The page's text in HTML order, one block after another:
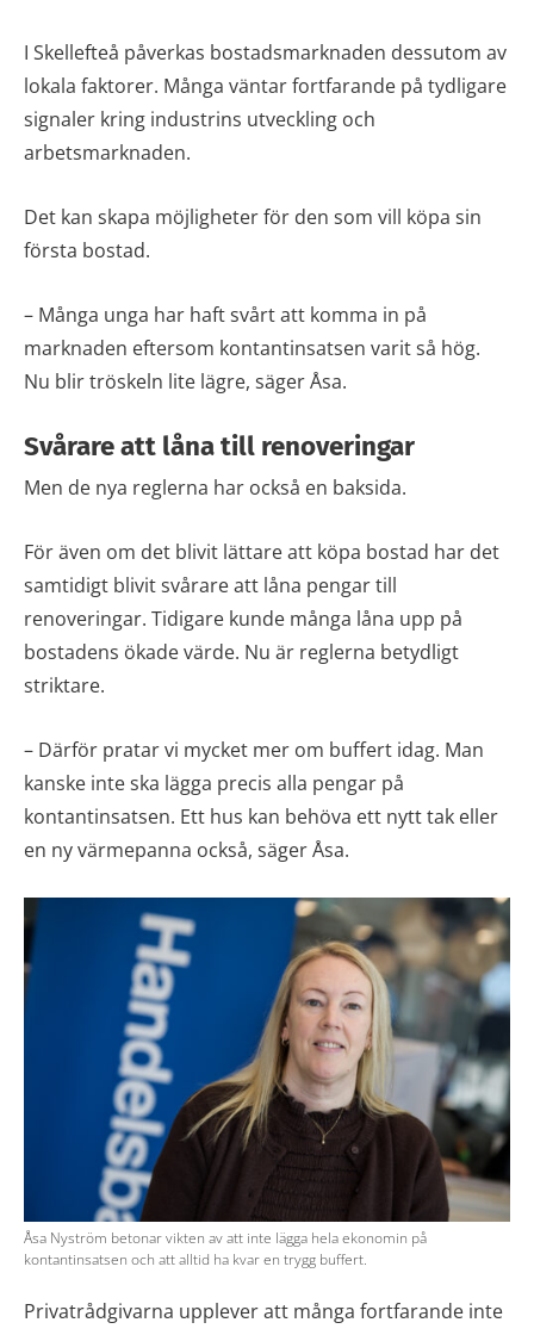
I Skellefteå påverkas bostadsmarknaden dessutom av
lokala faktorer. Många väntar fortfarande på tydligare
signaler kring industrins utveckling och
arbetsmarknaden.
Det kan skapa möjligheter för den som vill köpa sin
första bostad.
– Många unga har haft svårt att komma in på
marknaden eftersom kontantinsatsen varit så hög.
Nu blir tröskeln lite lägre, säger Åsa.
Svårare att låna till renoveringar
Men de nya reglerna har också en baksida.
För även om det blivit lättare att köpa bostad har det
samtidigt blivit svårare att låna pengar till
renoveringar. Tidigare kunde många låna upp på
bostadens ökade värde. Nu är reglerna betydligt
striktare.
– Därför pratar vi mycket mer om buffert idag. Man
kanske inte ska lägga precis alla pengar på
kontantinsatsen. Ett hus kan behöva ett nytt tak eller
en ny värmepanna också, säger Åsa.
Åsa Nyström betonar vikten av att inte lägga hela ekonomin på
kontantinsatsen och att alltid ha kvar en trygg buffert.
Privatrådgivarna upplever att många fortfarande inte